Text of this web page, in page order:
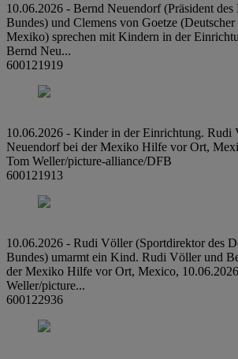
10.06.2026 - Bernd Neuendorf (Präsident
Bundes) und Clemens von Goetze
Mexiko) sprechen mit Kindern in der
Bernd Neu...
600121919
10.06.2026 - Kinder in der Einrichtung. Rudi
Neuendorf bei der Mexiko Hilfe vor Ort,
Tom Weller/picture-alliance/DFB
600121913
10.06.2026 - Rudi Völler (Sportdirektor des
Bundes) umarmt ein Kind. Rudi Völler und
der Mexiko Hilfe vor Ort, Mexico,
Weller/picture...
600122936